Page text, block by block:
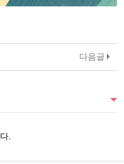
다음글
.